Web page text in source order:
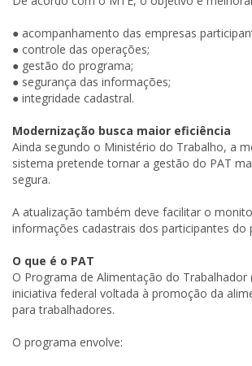
● acompanhamento das empresas
● controle das operações;
● gestão do programa;
● segurança das informações;
● integridade cadastral.
Modernização busca maior eficiência
Ainda segundo o Ministério do Trabalho, a
sistema pretende tornar a gestão do PAT
segura.
A atualização também deve facilitar o
informações cadastrais dos participantes do
O que é o PAT
O Programa de Alimentação do Trabalhador
iniciativa federal voltada à promoção da
para trabalhadores.
O programa envolve: